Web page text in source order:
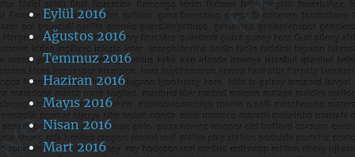
Eylül 2016
Ağustos 2016
Temmuz 2016
Haziran 2016
Mayıs 2016
Nisan 2016
Mart 2016